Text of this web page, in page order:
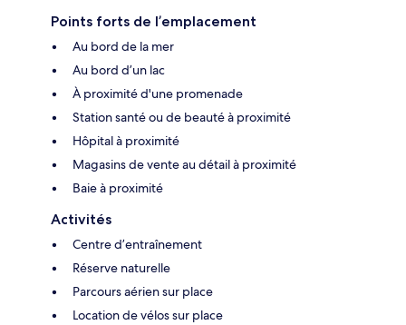
Points forts de l’emplacement
Au bord de la mer
Au bord d’un lac
À proximité d'une promenade
Station santé ou de beauté à proximité
Hôpital à proximité
Magasins de vente au détail à proximité
Baie à proximité
Activités
Centre d’entraînement
Réserve naturelle
Parcours aérien sur place
Location de vélos sur place